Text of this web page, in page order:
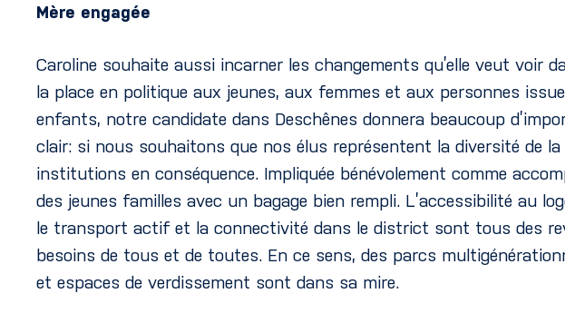
Mère engagée
Caroline souhaite aussi incarner les changements qu’elle veut
la place en politique aux jeunes, aux femmes et aux personnes
enfants, notre candidate dans Deschênes donnera beaucoup
clair: si nous souhaitons que nos élus représentent la diversité de
institutions en conséquence. Impliquée bénévolement comme
des jeunes familles avec un bagage bien rempli. L’accessibilité au
le transport actif et la connectivité dans le district sont tous des
besoins de tous et de toutes. En ce sens, des parcs
et espaces de verdissement sont dans sa mire.